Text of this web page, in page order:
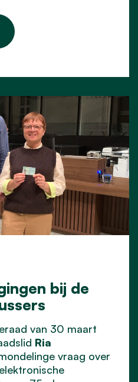
bij de
van 30 maart
Ria
vraag over